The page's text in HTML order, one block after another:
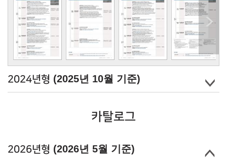
2024년형 (2025년 10월 기준)
카탈로그
2026년형 (2026년 5월 기준)